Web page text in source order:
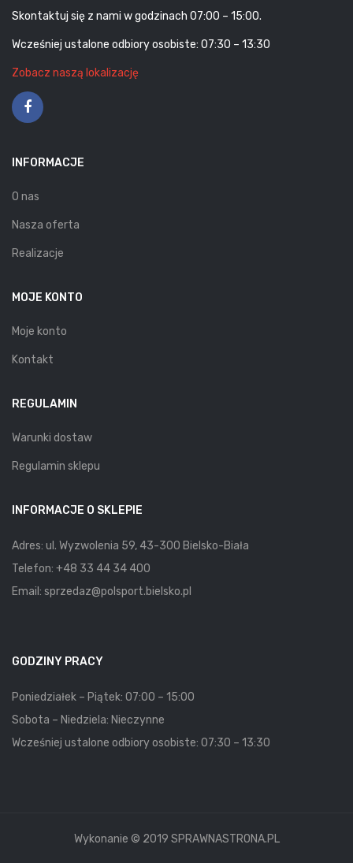
Skontaktuj się z nami w godzinach 07:00 – 15:00.
Wcześniej ustalone odbiory osobiste: 07:30 – 13:30
Zobacz naszą lokalizację
INFORMACJE
O nas
Nasza oferta
Realizacje
MOJE KONTO
Moje konto
Kontakt
REGULAMIN
Warunki dostaw
Regulamin sklepu
INFORMACJE O SKLEPIE
Adres: ul. Wyzwolenia 59, 43-300 Bielsko-Biała
Telefon: +48 33 44 34 400
Email: sprzedaz@polsport.bielsko.pl
GODZINY PRACY
Poniedziałek – Piątek: 07:00 – 15:00
Sobota – Niedziela: Nieczynne
Wcześniej ustalone odbiory osobiste: 07:30 – 13:30
Wykonanie © 2019 SPRAWNASTRONA.PL